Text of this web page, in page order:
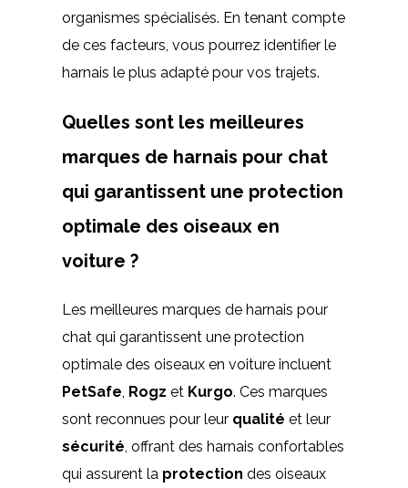
organismes spécialisés. En tenant compte
de ces facteurs, vous pourrez identifier le
harnais le plus adapté pour vos trajets.
Quelles sont les meilleures
marques de harnais pour chat
qui garantissent une protection
optimale des oiseaux en
voiture ?
Les meilleures marques de harnais pour
chat qui garantissent une protection
optimale des oiseaux en voiture incluent
PetSafe, Rogz et Kurgo. Ces marques
sont reconnues pour leur qualité et leur
sécurité, offrant des harnais confortables
qui assurent la protection des oiseaux